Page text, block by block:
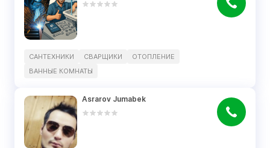
САНТЕХНИКИ СВАРЩИКИ
ОТОПЛЕНИЕ
ВАННЫЕ КОМНАТЫ
Asrarov Jumabek